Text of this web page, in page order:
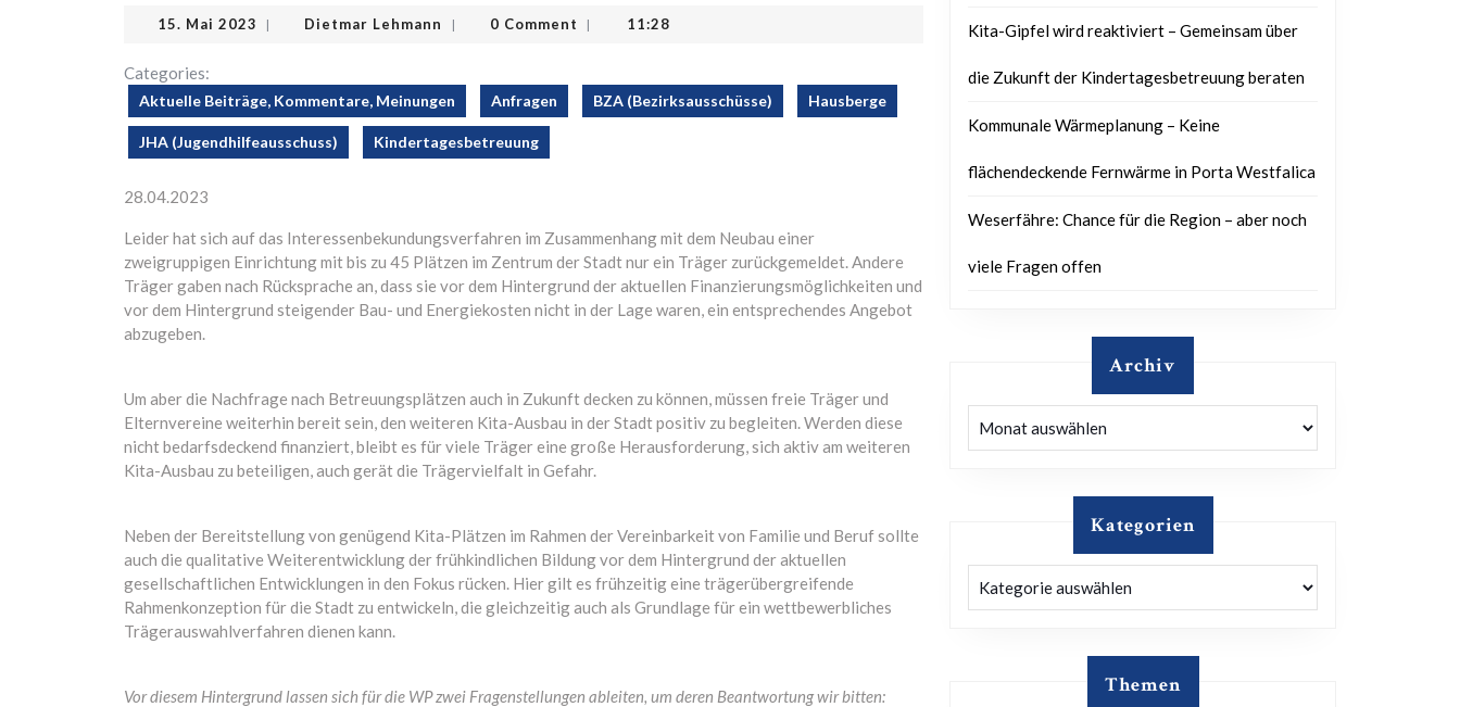
15. Mai 2023 15.
| Dietmar Lehmann Dietmar
| 0 Comment | 11:28
Categories:
Aktuelle Beiträge, Kommentare, Meinungen Anfragen BZA (Bezirksausschüsse) Hausberge
JHA (Jugendhilfeausschuss) Kindertagesbetreuung
28.04.2023
Leider hat sich auf das Interessenbekundungsverfahren im Zusammenhang mit dem Neubau einer
zweigruppigen Einrichtung mit bis zu 45 Plätzen im Zentrum der Stadt nur ein Träger zurückgemeldet. Andere
Träger gaben nach Rücksprache an, dass sie vor dem Hintergrund der aktuellen Finanzierungsmöglichkeiten und
vor dem Hintergrund steigender Bau- und Energiekosten nicht in der Lage waren, ein entsprechendes Angebot
abzugeben.
Um aber die Nachfrage nach Betreuungsplätzen auch in Zukunft decken zu können, müssen freie Träger und
Elternvereine weiterhin bereit sein, den weiteren Kita-Ausbau in der Stadt positiv zu begleiten. Werden diese
nicht bedarfsdeckend finanziert, bleibt es für viele Träger eine große Herausforderung, sich aktiv am weiteren
Kita-Ausbau zu beteiligen, auch gerät die Trägervielfalt in Gefahr.
Neben der Bereitstellung von genügend Kita-Plätzen im Rahmen der Vereinbarkeit von Familie und Beruf sollte
auch die qualitative Weiterentwicklung der frühkindlichen Bildung vor dem Hintergrund der aktuellen
gesellschaftlichen Entwicklungen in den Fokus rücken. Hier gilt es frühzeitig eine trägerübergreifende
Rahmenkonzeption für die Stadt zu entwickeln, die gleichzeitig auch als Grundlage für ein wettbewerbliches
Trägerauswahlverfahren dienen kann.
Vor diesem Hintergrund lassen sich für die WP zwei Fragenstellungen ableiten, um deren Beantwortung wir bitten:
Kita-Gipfel wird reaktiviert – Gemeinsam über
die Zukunft der Kindertagesbetreuung beraten
Kommunale Wärmeplanung – Keine
flächendeckende Fernwärme in Porta Westfalica
Weserfähre: Chance für die Region – aber noch
viele Fragen offen
Archiv
Kategorien
Themen